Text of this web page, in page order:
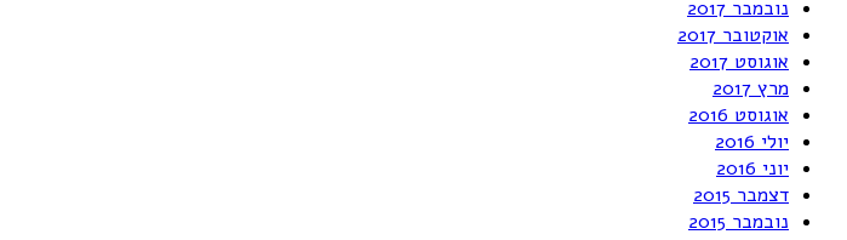
נובמבר 2017
אוקטובר 2017
אוגוסט 2017
מרץ 2017
אוגוסט 2016
יולי 2016
יוני 2016
דצמבר 2015
נובמבר 2015